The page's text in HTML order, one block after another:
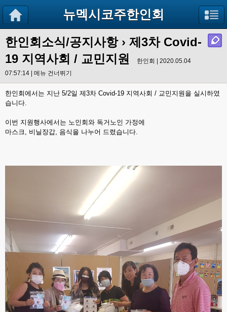
뉴멕시코주한인회
한인회소식/공지사항› 제3차 Covid-
19 지역사회 / 교민지원
한인회 | 2020.05.04
07:57:14 | 메뉴 건너뛰기
한인회에서는 지난 5/2일 제3차 Covid-19 지역사회 / 교민지원을 실시하였
습니다.
이번 지원행사에서는 노인회와 독거노인 가정에
마스크, 비닐장갑, 음식을 나누어 드렸습니다.